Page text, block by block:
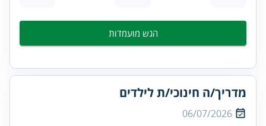
הגש מועמדות
מדריך/ה חינוכי/ת לילדים
06/07/2026